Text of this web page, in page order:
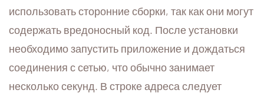
использовать сторонние сборки, так как они могут
содержать вредоносный код. После установки
необходимо запустить приложение и дождаться
соединения с сетью, что обычно занимает
несколько секунд. В строке адреса следует